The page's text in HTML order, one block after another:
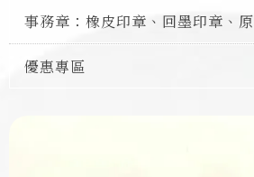
事務章：橡皮印章、回墨印章、原
優惠專區